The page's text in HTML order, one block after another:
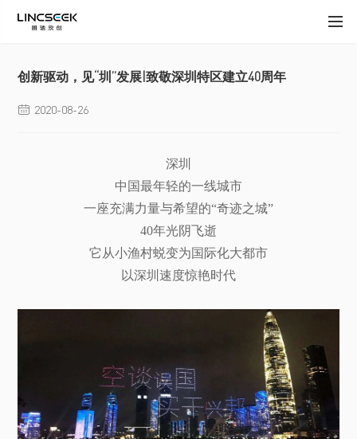
创新驱动，见“圳”发展|致敬深圳特区建立40周年
 2020-08-26
深圳
中国最年轻的一线城市
一座充满力量与希望的“奇迹之城”
40年光阴飞逝
它从小渔村蜕变为国际化大都市
以深圳速度惊艳时代